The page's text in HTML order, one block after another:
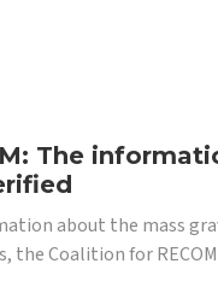
The
about the mass
the Coalition for